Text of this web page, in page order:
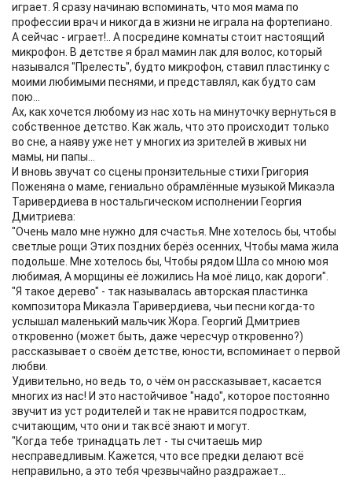
играет. Я сразу начинаю вспоминать, что моя мама по
профессии врач и никогда в жизни не играла на фортепиано.
А сейчас - играет!.. А посредине комнаты стоит настоящий
микрофон. В детстве я брал мамин лак для волос, который
назывался "Прелесть", будто микрофон, ставил пластинку с
моими любимыми песнями, и представлял, как будто сам
пою...
Ах, как хочется любому из нас хоть на минуточку вернуться в
собственное детство. Как жаль, что это происходит только
во сне, а наяву уже нет у многих из зрителей в живых ни
мамы, ни папы...
И вновь звучат со сцены пронзительные стихи Григория
Поженяна о маме, гениально обрамлённые музыкой Микаэла
Таривердиева в ностальгическом исполнении Георгия
Дмитриева:
"Очень мало мне нужно для счастья. Мне хотелось бы, чтобы
светлые рощи Этих поздних берёз осенних, Чтобы мама жила
подольше. Мне хотелось бы, Чтобы рядом Шла со мною моя
любимая, А морщины её ложились На моё лицо, как дороги".
"Я такое дерево" - так называлась авторская пластинка
композитора Микаэла Таривердиева, чьи песни когда-то
услышал маленький мальчик Жора. Георгий Дмитриев
откровенно (может быть, даже чересчур откровенно?)
рассказывает о своём детстве, юности, вспоминает о первой
любви.
Удивительно, но ведь то, о чём он рассказывает, касается
многих из нас! И это настойчивое "надо", которое постоянно
звучит из уст родителей и так не нравится подросткам,
считающим, что они и так всё знают и могут.
"Когда тебе тринадцать лет - ты считаешь мир
несправедливым. Кажется, что все предки делают всё
неправильно, а это тебя чрезвычайно раздражает...